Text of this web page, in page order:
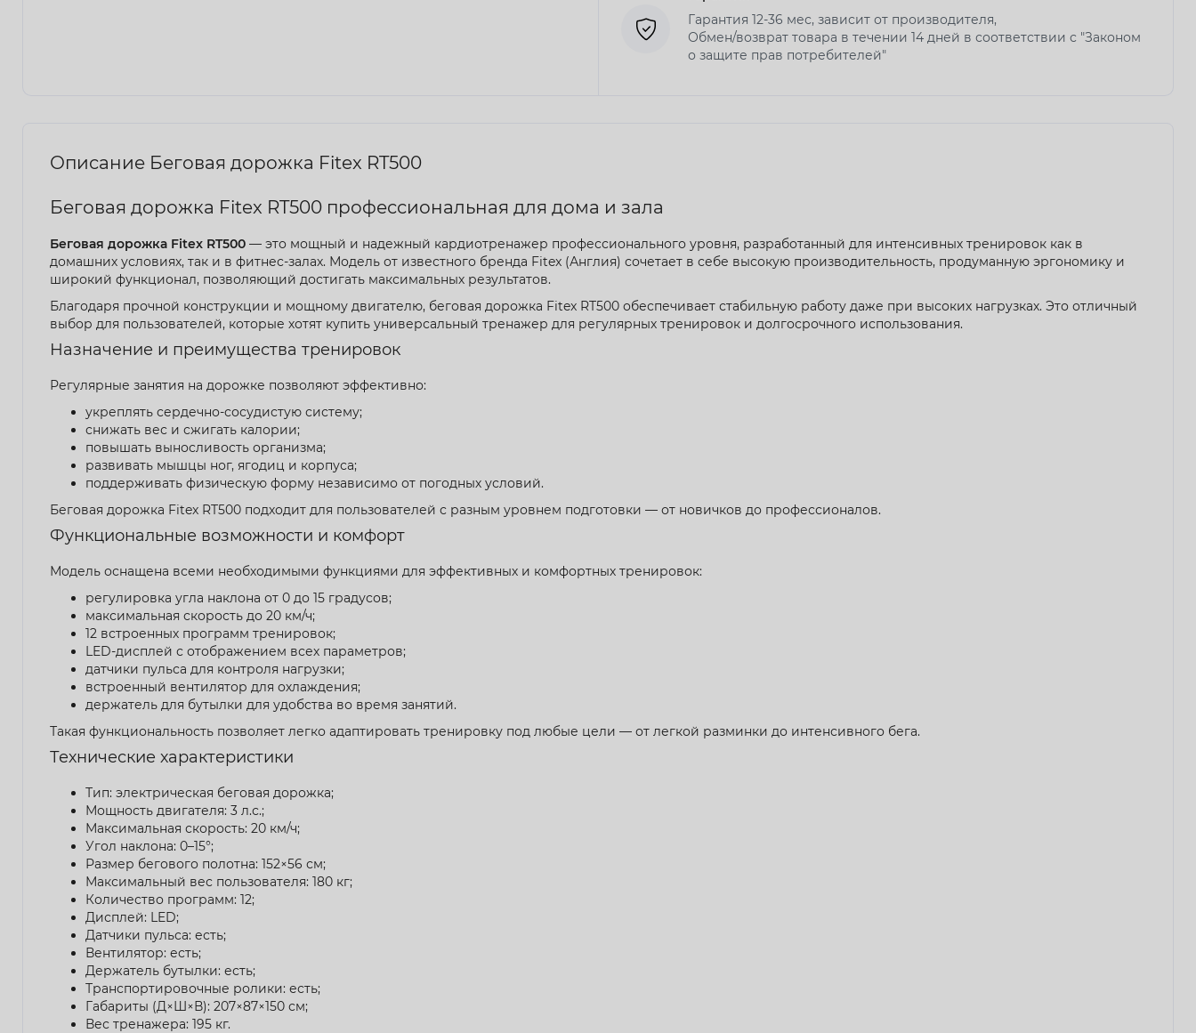
Гарантия 12-36 мес, зависит от производителя,
Обмен/возврат товара в течении 14 дней в соответствии с "Законом
о защите прав потребителей"
Описание Беговая дорожка Fitex RT500
Беговая дорожка Fitex RT500 профессиональная для дома и зала
Беговая дорожка Fitex RT500 — это мощный и надежный кардиотренажер профессионального уровня, разработанный для интенсивных тренировок как в
домашних условиях, так и в фитнес-залах. Модель от известного бренда Fitex (Англия) сочетает в себе высокую производительность, продуманную эргономику и
широкий функционал, позволяющий достигать максимальных результатов.
Благодаря прочной конструкции и мощному двигателю, беговая дорожка Fitex RT500 обеспечивает стабильную работу даже при высоких нагрузках. Это отличный
выбор для пользователей, которые хотят купить универсальный тренажер для регулярных тренировок и долгосрочного использования.
Назначение и преимущества тренировок
Регулярные занятия на дорожке позволяют эффективно:
укреплять сердечно-сосудистую систему;
снижать вес и сжигать калории;
повышать выносливость организма;
развивать мышцы ног, ягодиц и корпуса;
поддерживать физическую форму независимо от погодных условий.
Беговая дорожка Fitex RT500 подходит для пользователей с разным уровнем подготовки — от новичков до профессионалов.
Функциональные возможности и комфорт
Модель оснащена всеми необходимыми функциями для эффективных и комфортных тренировок:
регулировка угла наклона от 0 до 15 градусов;
максимальная скорость до 20 км/ч;
12 встроенных программ тренировок;
LED-дисплей с отображением всех параметров;
датчики пульса для контроля нагрузки;
встроенный вентилятор для охлаждения;
держатель для бутылки для удобства во время занятий.
Такая функциональность позволяет легко адаптировать тренировку под любые цели — от легкой разминки до интенсивного бега.
Технические характеристики
Тип: электрическая беговая дорожка;
Мощность двигателя: 3 л.с.;
Максимальная скорость: 20 км/ч;
Угол наклона: 0–15°;
Размер бегового полотна: 152×56 см;
Максимальный вес пользователя: 180 кг;
Количество программ: 12;
Дисплей: LED;
Датчики пульса: есть;
Вентилятор: есть;
Держатель бутылки: есть;
Транспортировочные ролики: есть;
Габариты (Д×Ш×В): 207×87×150 см;
Вес тренажера: 195 кг.